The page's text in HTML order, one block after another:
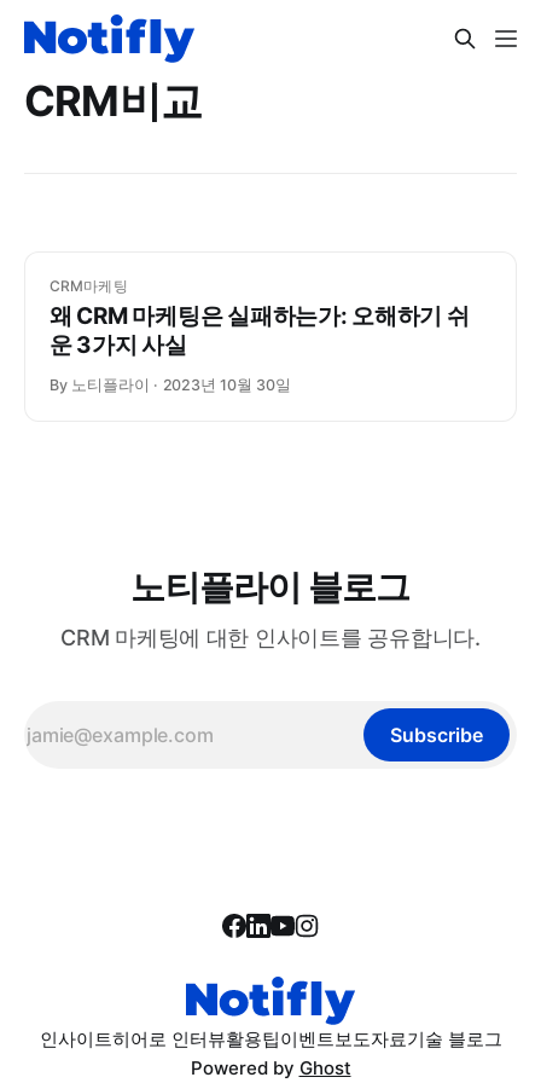
CRM비교
CRM마케팅
왜 CRM 마케팅은 실패하는가: 오해하기 쉬
운 3가지 사실
By 노티플라이 2023년 10월 30일
노티플라이 블로그
CRM 마케팅에 대한 인사이트를 공유합니다.
Subscribe
인사이트히어로 인터뷰활용팁이벤트보도자료기술 블로그
Powered by Ghost